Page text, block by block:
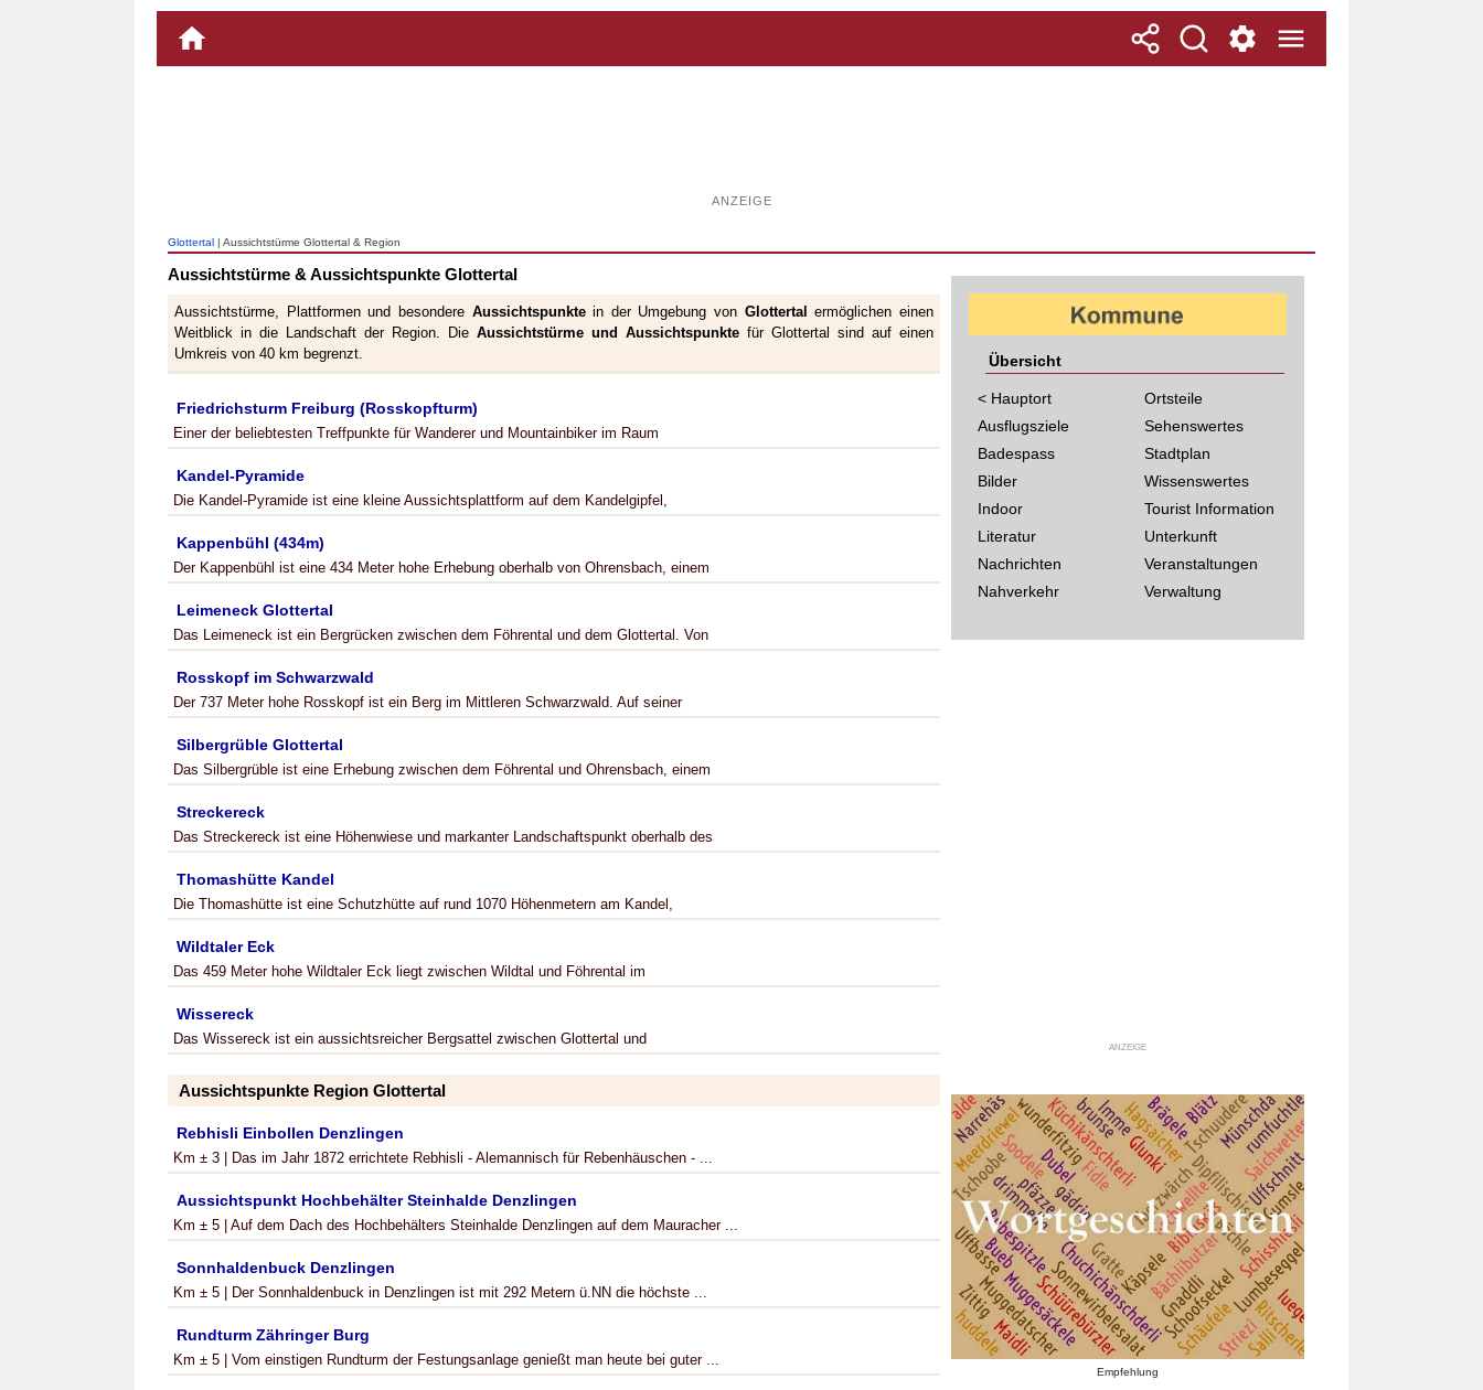
ANZEIGE
Glottertal | Aussichtstürme Glottertal & Region
Aussichtstürme & Aussichtspunkte Glottertal
Aussichtstürme, Plattformen und besondere Aussichtspunktein der Umgebung von Glottertal ermöglichen einen
Weitblick in die Landschaft der Region. Die Aussichtstürme und Aussichtspunkte für Glottertal sind auf einen
Umkreis von 40 km begrenzt.
Friedrichsturm Freiburg (Rosskopfturm)
Einer der beliebtesten Treffpunkte für Wanderer und Mountainbiker im Raum
Kandel-Pyramide
Die Kandel-Pyramide ist eine kleine Aussichtsplattform auf dem Kandelgipfel,
Kappenbühl (434m)
Der Kappenbühl ist eine 434 Meter hohe Erhebung oberhalb von Ohrensbach, einem
Leimeneck Glottertal
Das Leimeneck ist ein Bergrücken zwischen dem Föhrental und dem Glottertal. Von
Rosskopf im Schwarzwald
Der 737 Meter hohe Rosskopf ist ein Berg im Mittleren Schwarzwald. Auf seiner
Silbergrüble Glottertal
Das Silbergrüble ist eine Erhebung zwischen dem Föhrental und Ohrensbach, einem
Streckereck
Das Streckereck ist eine Höhenwiese und markanter Landschaftspunkt oberhalb des
Thomashütte Kandel
Die Thomashütte ist eine Schutzhütte auf rund 1070 Höhenmetern am Kandel,
Wildtaler Eck
Das 459 Meter hohe Wildtaler Eck liegt zwischen Wildtal und Föhrental im
Wissereck
Das Wissereck ist ein aussichtsreicher Bergsattel zwischen Glottertal und
Aussichtspunkte Region Glottertal
Rebhisli Einbollen Denzlingen
Km ± 3 | Das im Jahr 1872 errichtete Rebhisli - Alemannisch für Rebenhäuschen - ...
Aussichtspunkt Hochbehälter Steinhalde Denzlingen
Km ± 5 | Auf dem Dach des Hochbehälters Steinhalde Denzlingen auf dem Mauracher ...
Sonnhaldenbuck Denzlingen
Km ± 5 | Der Sonnhaldenbuck in Denzlingen ist mit 292 Metern ü.NN die höchste ...
Rundturm Zähringer Burg
Km ± 5 | Vom einstigen Rundturm der Festungsanlage genießt man heute bei guter ...
Übersicht
< Hauptort
Ausflugsziele
Badespass
Bilder
Indoor
Literatur
Nachrichten
Nahverkehr
Ortsteile
Sehenswertes
Stadtplan
Wissenswertes
Tourist Information
Unterkunft
Veranstaltungen
Verwaltung
ANZEIGE
Empfehlung